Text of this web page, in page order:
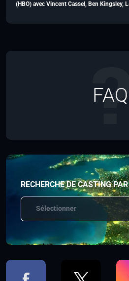
(HBO) avec Vincent Cassel, Ben Kingsley,
FAQ
RECHERCHE DE CASTING
Sélectionner